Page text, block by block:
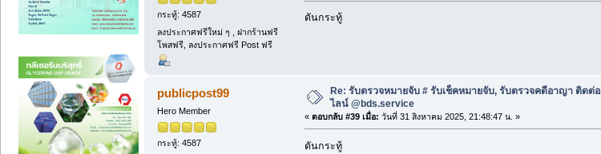
กระทู้: 4587
ลงประกาศฟรีใหม่ ๆ , ฝากร้านฟรี
โพสฟรี, ลงประกาศฟรี Post ฟรี
ดันกระทู้
publicpost99
Hero Member
กระทู้: 4587
Re: รับตรวจหมายจับ # รับเช็คหมายจับ, รับตรวจคดีอาญา ติดต่อ
ไลน์ @bds.service
« ตอบกลับ #39 เมื่อ: วันที่ 31 สิงหาคม 2025, 21:48:47 น. »
ดันกระทู้